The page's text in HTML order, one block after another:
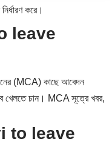
করে।
to leave
(MCA) কাছে আবেদন
খেলতে চান। MCA সূত্রে খবর,
to leave